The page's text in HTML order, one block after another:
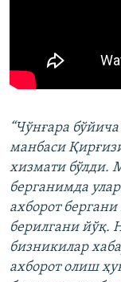
“Чўнғара
манбаси
хизмати бўлди.
берганимда
ахборот
берилгани йўқ.
бизникилар
ахборот олиш